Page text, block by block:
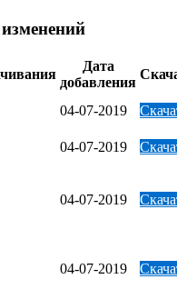
Дата
добавления
04-07-2019
04-07-2019
04-07-2019
04-07-2019